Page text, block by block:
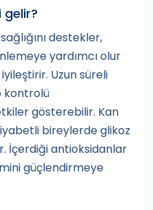
gelir?
destekler,
yardımcı olur
Uzun süreli
kontrolü
gösterebilir. Kan
bireylerde glikoz
İçerdiği antioksidanlar
güçlendirmeye